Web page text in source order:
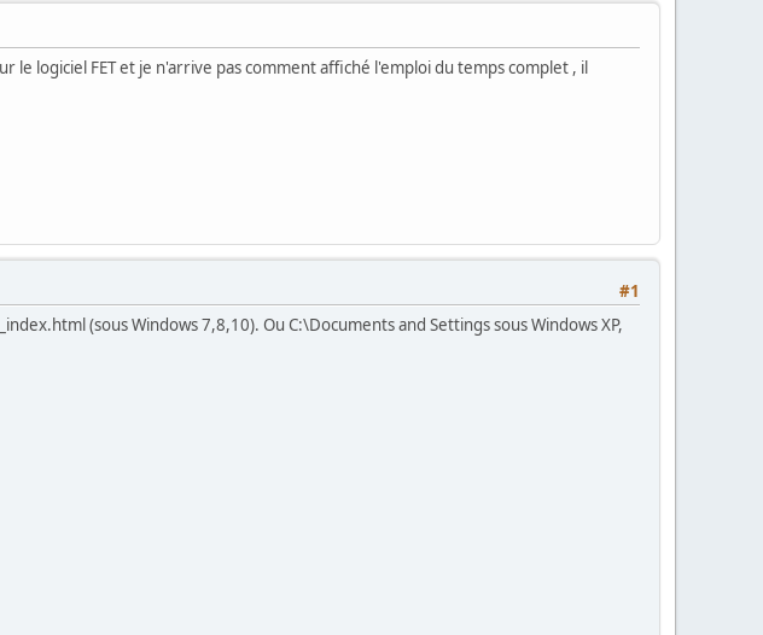
le logiciel FET et je n'arrive pas comment affiché l'emploi du temps complet , il
#1
(sous Windows 7,8,10). Ou C:\Documents and Settings sous Windows XP,